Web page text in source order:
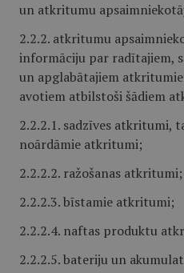
un atkritumu
2.2.2. atkritumu
informāciju par radītajiem,
un apglabātajiem
avotiem atbilstoši šādiem
2.2.2.1. sadzīves atkritumi,
noārdāmie atkritumi;
2.2.2.2. ražošanas atkritumi;
2.2.2.3. bīstamie atkritumi;
2.2.2.4. naftas produktu
2.2.2.5. bateriju un